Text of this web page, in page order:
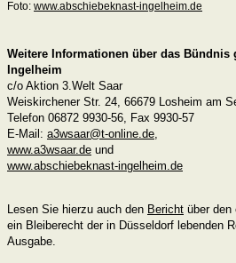
Foto: www.abschiebeknast-ingelheim.de
Weitere Informationen über das Bündnis
Ingelheim
c/o Aktion 3.Welt Saar
Weiskirchener Str. 24, 66679 Losheim am
Telefon 06872 9930-56, Fax 9930-57
E-Mail: a3wsaar@t-online.de,
www.a3wsaar.de und
www.abschiebeknast-ingelheim.de
Lesen Sie hierzu auch den Bericht über den
ein Bleiberecht der in Düsseldorf lebenden
Ausgabe.